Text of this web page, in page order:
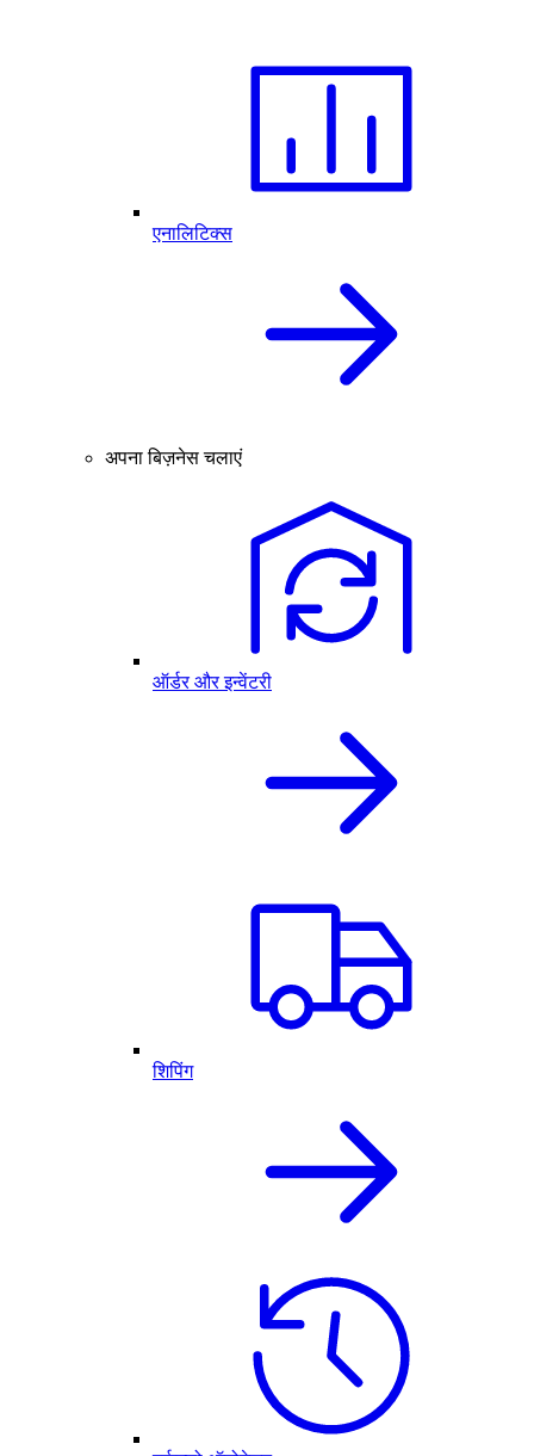
एनालिटिक्स
अपना बिज़नेस चलाएं
ऑर्डर और इन्वेंटरी
शिपिंग